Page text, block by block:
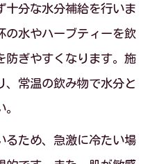
十分な水分補給を行いま
の水やハーブティーを飲
防ぎやすくなります。施
、常温の飲み物で水分と
るため、急激に冷たい場